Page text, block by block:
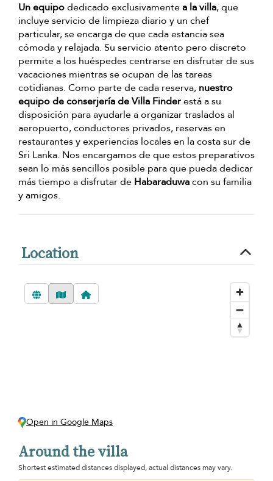
Un equipodedicado exclusivamentea la villa, que
incluye servicio de limpieza diario y un chef
particular, se encarga de que cada estancia sea
cómoda y relajada. Su servicio atento pero discreto
permite a los huéspedes centrarse en disfrutar de sus
vacaciones mientras se ocupan de las tareas
cotidianas. Como parte de cada reserva, nuestro
equipo de conserjería de Villa Finderestá a su
disposición para ayudarle a organizar traslados al
aeropuerto, conductores privados, reservas en
restaurantes y experiencias locales en la costa sur de
Sri Lanka. Nos encargamos de que estos preparativos
sean lo más sencillos posible para que pueda dedicar
más tiempo a disfrutar de Habaraduwacon su familia
y amigos.
Location
Open in Google Maps
Around the villa
Shortest estimated distances displayed, actual distances may vary.